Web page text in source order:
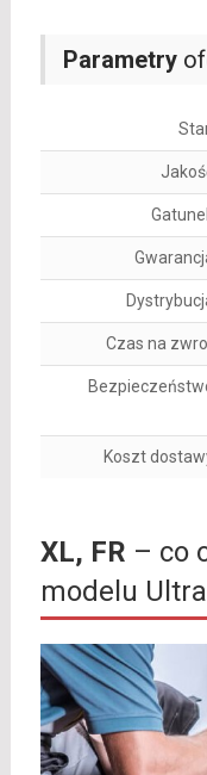
Parametry
Czas na
Koszt
XL, FR – co
modelu